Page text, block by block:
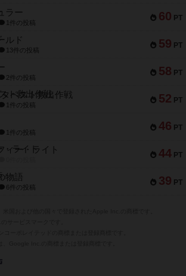
60 PT
ラー
1件の投稿
59 PT
ルド
13件の投稿
58 PT
2件の投稿
52 PT
ペスト救出作戦
1件の投稿
46 PT
1件の投稿
44 PT
ィー・ライト
39 PT
物語
6件の投稿